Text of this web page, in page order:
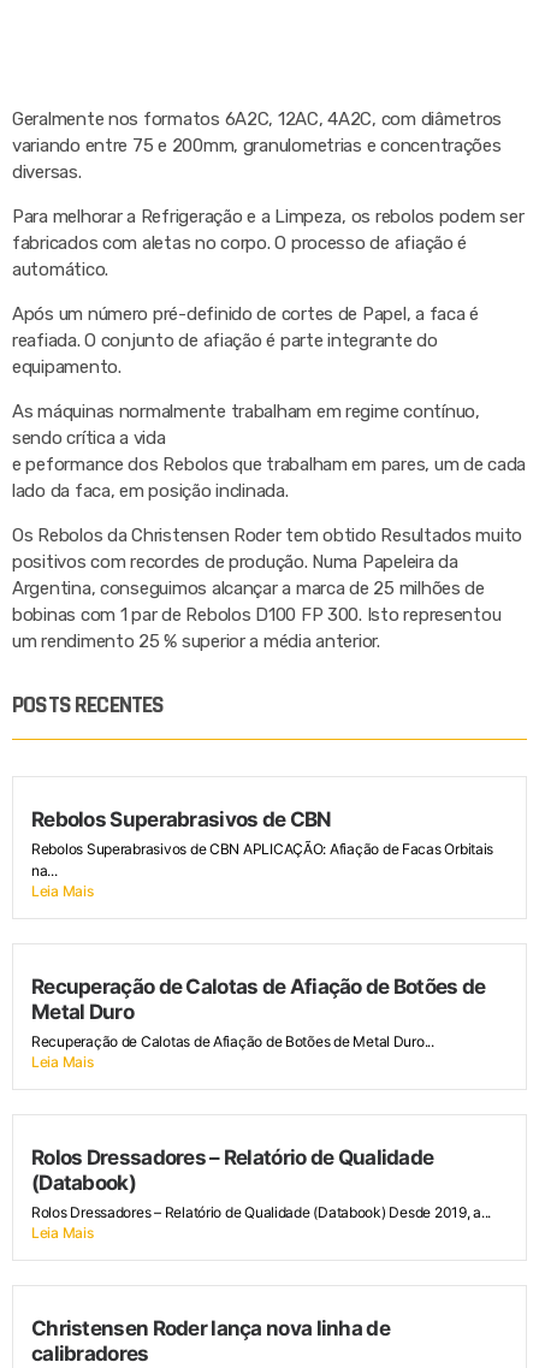
Geralmente nos formatos 6A2C, 12AC, 4A2C, com diâmetros
variando entre 75 e 200mm, granulometrias e concentrações
diversas.
Para melhorar a Refrigeração e a Limpeza, os rebolos podem ser
fabricados com aletas no corpo. O processo de afiação é
automático.
Após um número pré-definido de cortes de Papel, a faca é
reafiada. O conjunto de afiação é parte integrante do
equipamento.
As máquinas normalmente trabalham em regime contínuo,
sendo crítica a vida
e peformance dos Rebolos que trabalham em pares, um de cada
lado da faca, em posição inclinada.
Os Rebolos da Christensen Roder tem obtido Resultados muito
positivos com recordes de produção. Numa Papeleira da
Argentina, conseguimos alcançar a marca de 25 milhões de
bobinas com 1 par de Rebolos D100 FP 300. Isto representou
um rendimento 25 % superior a média anterior.
POSTS RECENTES
Rebolos Superabrasivos de CBN
Rebolos Superabrasivos de CBN APLICAÇÃO: Afiação de Facas Orbitais
na...
Leia Mais
Recuperação de Calotas de Afiação de Botões de
Metal Duro
Recuperação de Calotas de Afiação de Botões de Metal Duro...
Leia Mais
Rolos Dressadores – Relatório de Qualidade
(Databook)
Rolos Dressadores – Relatório de Qualidade (Databook) Desde 2019, a...
Leia Mais
Christensen Roder lança nova linha de
calibradores